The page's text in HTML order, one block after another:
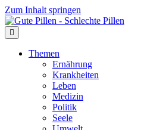
Zum Inhalt springen
Themen
Ernährung
Krankheiten
Leben
Medizin
Politik
Seele